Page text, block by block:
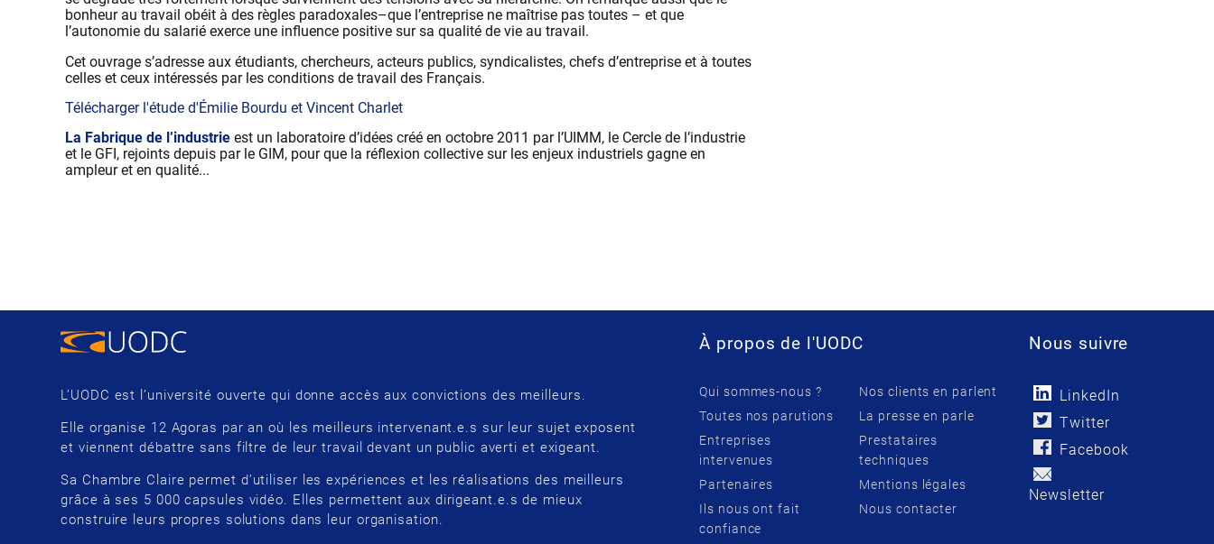
bonheur au travail obéit à des règles paradoxales–que l’entreprise ne maîtrise pas toutes – et que
l’autonomie du salarié exerce une influence positive sur sa qualité de vie au travail.
Cet ouvrage s’adresse aux étudiants, chercheurs, acteurs publics, syndicalistes, chefs d’entreprise et à toutes
celles et ceux intéressés par les conditions de travail des Français.
Télécharger l'étude d'Émilie Bourdu et Vincent Charlet
La Fabrique de l’industrie est un laboratoire d’idées créé en octobre 2011 par l’UIMM, le Cercle de l’industrie
et le GFI, rejoints depuis par le GIM, pour que la réflexion collective sur les enjeux industriels gagne en
ampleur et en qualité...
L’UODC est l’université ouverte qui donne accès aux convictions des meilleurs.
Elle organise 12 Agoras par an où les meilleurs intervenant.e.s sur leur sujet exposent
et viennent débattre sans filtre de leur travail devant un public averti et exigeant.
Sa Chambre Claire permet d’utiliser les expériences et les réalisations des meilleurs
grâce à ses 5 000 capsules vidéo. Elles permettent aux dirigeant.e.s de mieux
construire leurs propres solutions dans leur organisation.
À propos de l'UODC
Qui sommes-nous ?
Toutes nos parutions
Entreprises
intervenues
Partenaires
Ils nous ont fait
confiance
Nos clients en parlent
La presse en parle
Prestataires
techniques
Mentions légales
Nous contacter
Nous suivre
LinkedIn
Twitter
Facebook
Newsletter